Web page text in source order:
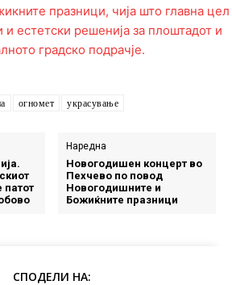
огномет украсување
патот
Наредна
Новогодишен концерт во
Пехчево по повод
Новогодишните и
Божиќните празници
СПОДЕЛИ НА: